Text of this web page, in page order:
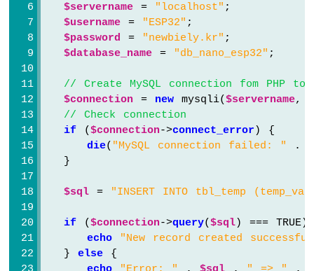
ESP32
$servername = "localhost" ;
$username = "ESP32" ;
$password = "newbiely.kr" ;
$database_name = "db_nano_esp32" ;
// Create MySQL connection fom PHP to
$connection = new mysqli($servername,
// Check connection
if ($connection->connect_error ) {
die( "MySQL connection failed: " .
   }
$sql = "INSERT INTO tbl_temp
if ($connection->query($sql) ===
echo
"New record created
   }
else {